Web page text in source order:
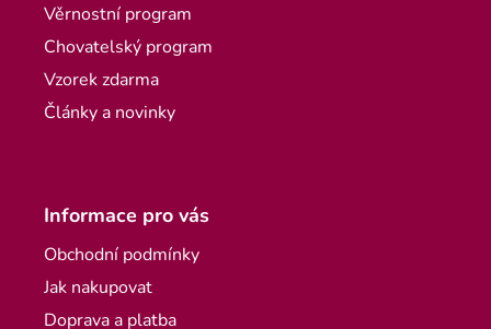
Věrnostní program
Chovatelský program
Vzorek zdarma
Články a novinky
Informace pro vás
Obchodní podmínky
Jak nakupovat
Doprava a platba